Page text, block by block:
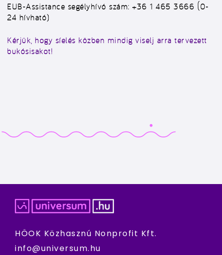
EUB-Assistance segélyhívó szám: +36 1 465 3666 (0-
24 hívható)
Kérjük, hogy síelés közben mindig viselj arra tervezett
bukósisakot!
HÖOK Közhasznú Nonprofit Kft.
info@universum.hu